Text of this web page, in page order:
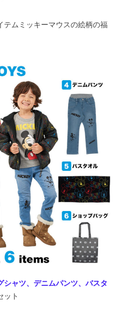
テムミッキーマウスの絵柄の福
ャツ、デニムパンツ、バスタ
ット